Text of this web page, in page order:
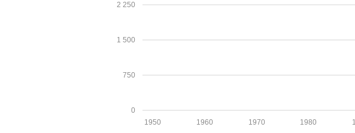
0
750
1 500
2 250
1980
1970
1960
1950